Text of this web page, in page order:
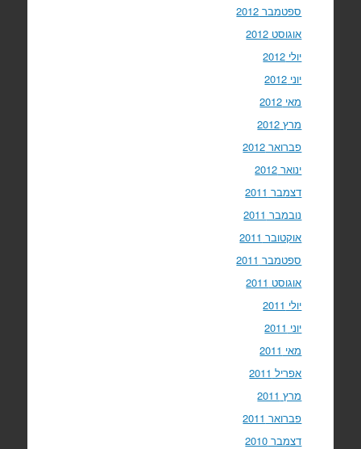
ספטמבר 2012
אוגוסט 2012
יולי 2012
יוני 2012
מאי 2012
מרץ 2012
פברואר 2012
ינואר 2012
דצמבר 2011
נובמבר 2011
אוקטובר 2011
ספטמבר 2011
אוגוסט 2011
יולי 2011
יוני 2011
מאי 2011
אפריל 2011
מרץ 2011
פברואר 2011
דצמבר 2010